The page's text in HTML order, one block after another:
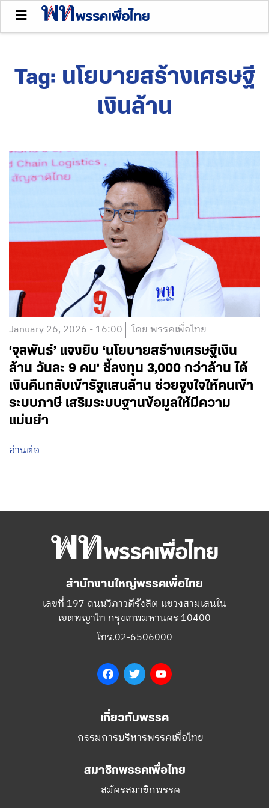
Tag: นโยบายสร้างเศรษฐี
เงินล้าน
January 26, 2026 - 16:00 โดย พรรคเพื่อไทย
‘จุลพันธ์’ แจงยิบ ‘นโยบายสร้างเศรษฐีเงิน
ล้าน วันละ 9 คน’ ชี้ลงทุน 3,000 กว่าล้าน ได้
เงินคืนกลับเข้ารัฐแสนล้าน ช่วยจูงใจให้คนเข้า
ระบบภาษี เสริมระบบฐานข้อมูลให้มีความ
แม่นยำ
อ่านต่อ
สำนักงานใหญ่พรรคเพื่อไทย
เลขที่ 197 ถนนวิภาวดีรังสิต แขวงสามเสนใน
เขตพญาไท กรุงเทพมหานคร 10400
โทร.02-6506000
FacebookTwitter
เกี่ยวกับพรรค
กรรมการบริหารพรรคเพื่อไทย
สมาชิกพรรคเพื่อไทย
สมัครสมาชิกพรรค